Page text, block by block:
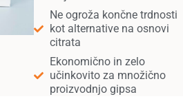
Ne ogroža končne trdnosti
kot alternative na osnovi
citrata
Ekonomično in zelo
učinkovito za množično
proizvodnjo gipsa